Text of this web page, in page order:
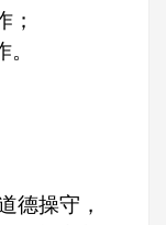
德操守，